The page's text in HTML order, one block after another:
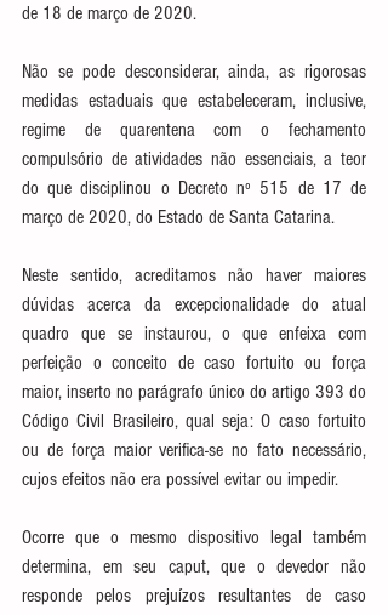
de 18 de março de 2020.
Não se pode desconsiderar, ainda, as rigorosas
medidas estaduais que estabeleceram, inclusive,
regime de quarentena com o fechamento
compulsório de atividades não essenciais, a teor
do que disciplinou o Decreto nº 515 de 17 de
março de 2020, do Estado de Santa Catarina.
Neste sentido, acreditamos não haver maiores
dúvidas acerca da excepcionalidade do atual
quadro que se instaurou, o que enfeixa com
perfeição o conceito de caso fortuito ou força
maior, inserto no parágrafo único do artigo 393 do
Código Civil Brasileiro, qual seja: O caso fortuito
ou de força maior verifica-se no fato necessário,
cujos efeitos não era possível evitar ou impedir.
Ocorre que o mesmo dispositivo legal também
determina, em seu caput, que o devedor não
responde pelos prejuízos resultantes de caso